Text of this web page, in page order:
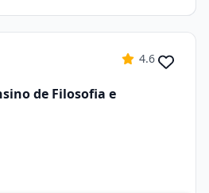
4.6
de Filosofia e